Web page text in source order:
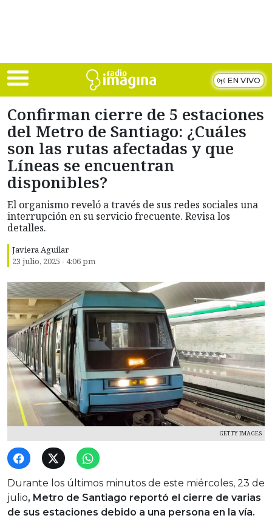
EN VIVO
Confirman cierre de 5 estaciones
del Metro de Santiago: ¿Cuáles
son las rutas afectadas y que
Líneas se encuentran
disponibles?
El organismo reveló a través de sus redes sociales una
interrupción en su servicio frecuente. Revisa los
detalles.
Javiera Aguilar
23 julio, 2025 - 4:06 pm
GETTY IMAGES
Durante los últimos minutos de este miércoles, 23 de
julio, Metro de Santiago reportó el cierre de varias
de sus estaciones debido a una persona en la vía.